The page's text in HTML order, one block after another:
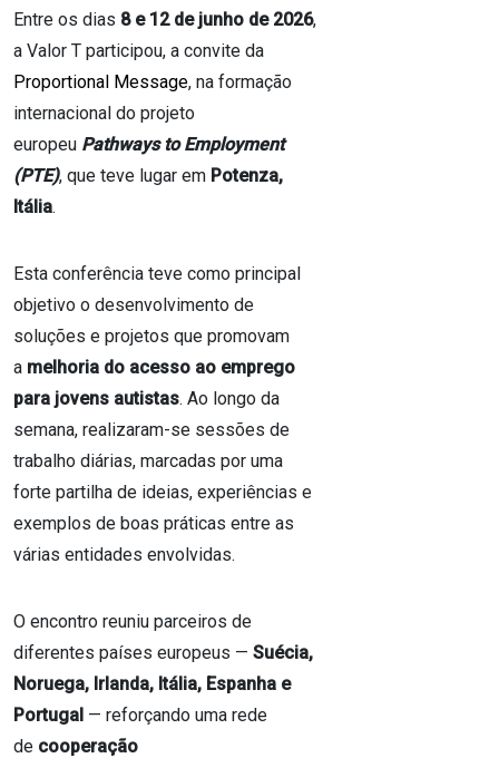
Entre os dias 8 e 12 de junho de 2026,
a Valor T participou, a convite da
Proportional Message, na formação
internacional do projeto
europeu Pathways to Employment
(PTE), que teve lugar em Potenza,
Itália.
Esta conferência teve como principal
objetivo o desenvolvimento de
soluções e projetos que promovam
a melhoria do acesso ao emprego
para jovens autistas. Ao longo da
semana, realizaram-se sessões de
trabalho diárias, marcadas por uma
forte partilha de ideias, experiências e
exemplos de boas práticas entre as
várias entidades envolvidas.
O encontro reuniu parceiros de
diferentes países europeus — Suécia,
Noruega, Irlanda, Itália, Espanha e
Portugal — reforçando uma rede
de cooperação